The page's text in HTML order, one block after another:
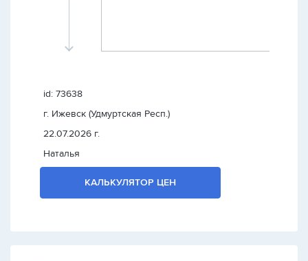
id: 73638
г. Ижевск (Удмуртская Респ.)
22.07.2026 г.
Наталья
КАЛЬКУЛЯТОР ЦЕН